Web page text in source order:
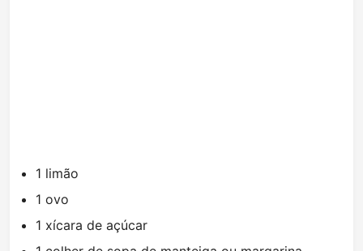
1 limão
1 ovo
1 xícara de açúcar